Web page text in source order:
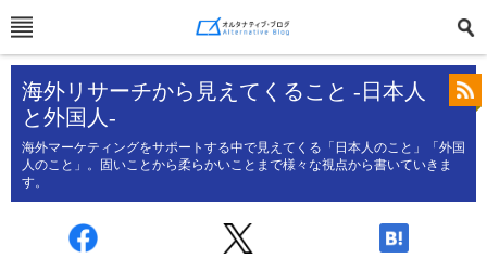
海外リサーチから見えてくること -日本人
と外国人-
海外マーケティングをサポートする中で見えてくる「日本人のこと」「外国
人のこと」。固いことから柔らかいことまで様々な視点から書いていきま
す。